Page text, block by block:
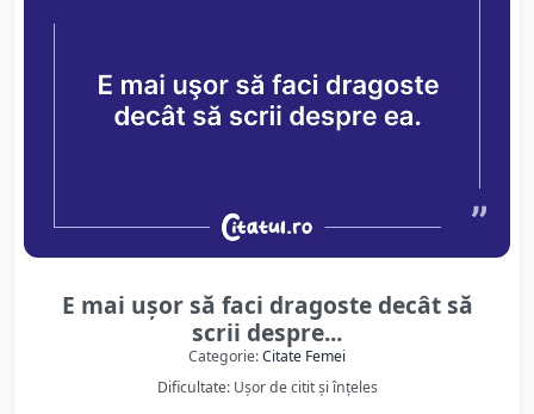
E mai uşor să faci dragoste decât să
scrii despre...
Categorie:Citate Femei
Dificultate: Ușor de citit și înțeles